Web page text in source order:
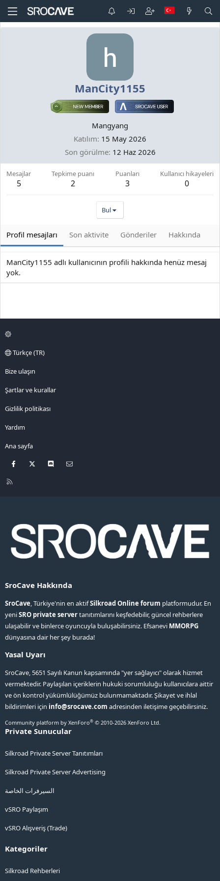
ManCity1155
Mangyang
Katılım 15 May 2026
Son görülme 12 Haz 2026
Mesajlar
5
Tepkime puanı
2
Puanları
3
Kullanıcı hikayeleri
0
Bul
Profil mesajları Son aktivite Gönderiler Hakkında
ManCity1155 adlı kullanıcının profili hakkında henüz mesaj
yok.
Türkçe (TR)
Bize ulaşın
Şartlar ve kurallar
Gizlilik politikası
Yardım
Ana sayfa
Facebook Discord
R
SroCave Hakkında
SroCave, Türkiye'nin en aktifSilkroad Online forum platformudur. En
yeniSRO private servertanıtımlarını keşfedebilir, güncel rehberlere
ulaşabilir ve binlerce oyuncuyla buluşabilirsiniz. Efsanevi MMORPG
dünyasına dair her şey burada!
Yasal Uyarı
SroCave, 5651 Sayılı Kanun kapsamında "yer sağlayıcı" olarak hizmet
vermektedir. Paylaşılan içeriklerin hukuki sorumluluğu kullanıcılara aittir
ve ön kontrol yükümlülüğümüz bulunmamaktadır. Şikayet ve ihlal
bildirimleri için info@srocave.com adresinden iletişime geçebilirsiniz.
Community platform by XenForo® © 2010-2026 XenForo Ltd.
Private Sunucular
Silkroad Private Server Tanıtımları
Silkroad Private Server Advertising
السيرفرات الخاصة
vSRO Paylaşım
vSRO Alışveriş (Trade)
Kategoriler
Silkroad Rehberleri